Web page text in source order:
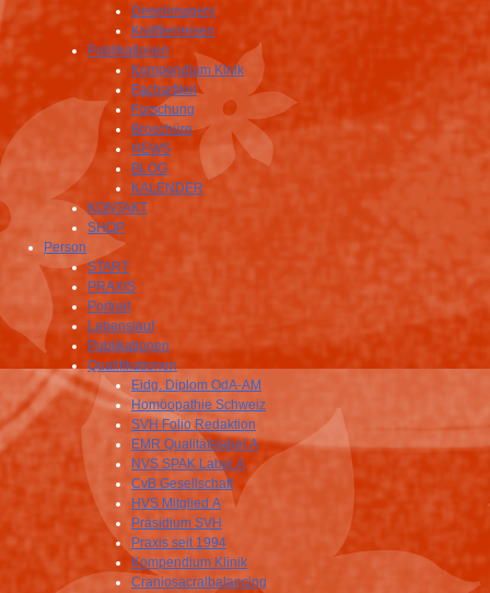
Deeplimagery
Krafttierreisen
Publikationen
Kompendium Klnik
Fachartikel
Forschung
Broschüre
NEWS
BLOG
KALENDER
KONTAKT
SHOP
Person
START
PRAXIS
Portrait
Lebenslauf
Publikationen
Qualifikationen
Eidg. Diplom OdA-AM
Homöopathie Schweiz
SVH Folio Redaktion
EMR Qualitätslabel A
NVS SPAK Label A
CvB Gesellschaft
HVS Mitglied A
Präsidium SVH
Praxis seit 1994
Kompendium Klinik
Craniosacralbalancing